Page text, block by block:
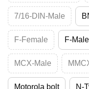
7/16-DIN-Male
F-Female F-Male
MCX-Male
Motorola bolt N-